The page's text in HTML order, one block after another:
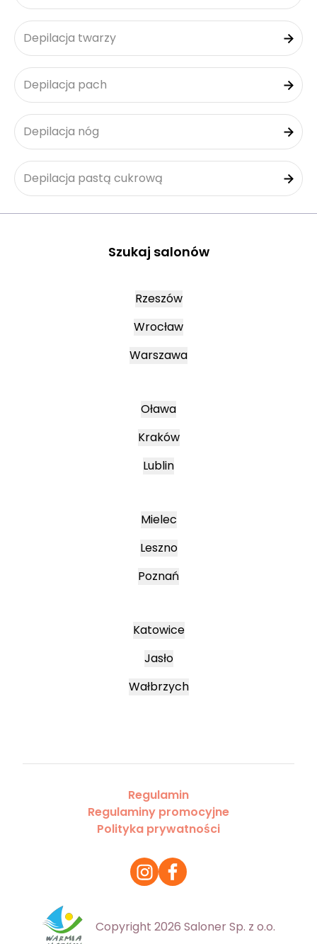
Depilacja twarzy
Depilacja pach
Depilacja nóg
Depilacja pastą cukrową
Szukaj salonów
Rzeszów
Wrocław
Warszawa
Oława
Kraków
Lublin
Mielec
Leszno
Poznań
Katowice
Jasło
Wałbrzych
Regulamin
Regulaminy promocyjne
Polityka prywatności
Copyright 2026 Saloner Sp. z o.o.